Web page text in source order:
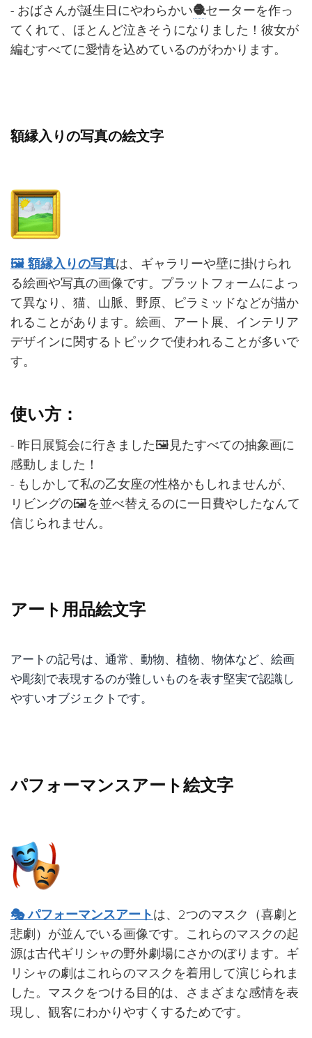
- おばさんが誕生日にやわらかい🧶セーターを作っ
てくれて、ほとんど泣きそうになりました！彼女が
編むすべてに愛情を込めているのがわかります。
額縁入りの写真の絵文字
🖼️ 額縁入りの写真は、ギャラリーや壁に掛けられ
る絵画や写真の画像です。プラットフォームによっ
て異なり、猫、山脈、野原、ピラミッドなどが描か
れることがあります。絵画、アート展、インテリア
デザインに関するトピックで使われることが多いで
す。
使い方：
- 昨日展覧会に行きました🖼️見たすべての抽象画に
感動しました！
- もしかして私の乙女座の性格かもしれませんが、
リビングの🖼️を並べ替えるのに一日費やしたなんて
信じられません。
アート用品絵文字
アートの記号は、通常、動物、植物、物体など、絵画
や彫刻で表現するのが難しいものを表す堅実で認識し
やすいオブジェクトです。
パフォーマンスアート絵文字
🎭​ パフォーマンスアートは、2つのマスク（喜劇と
悲劇）が並んでいる画像です。これらのマスクの起
源は古代ギリシャの野外劇場にさかのぼります。ギ
リシャの劇はこれらのマスクを着用して演じられま
した。マスクをつける目的は、さまざまな感情を表
現し、観客にわかりやすくするためです。